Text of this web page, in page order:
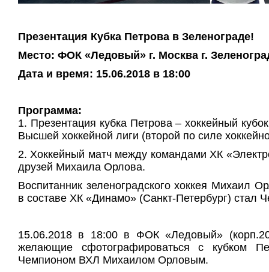
Презентация Кубка Петрова в Зеленограде!
Место: ФОК «Ледовый» г. Москва г.
Дата и время: 15.06.2018 в 18:00
Программа:
1. Презентация кубка Петрова – хоккейный
Высшей хоккейной лиги (второй по силе
2. Хоккейный матч между командами ХК
друзей Михаила Орлова.
Воспитанник зеленоградского хоккея Михаил
в составе ХК «Динамо» (Санкт-Петербург) стал
15.06.2018 в 18:00 в ФОК «Ледовый»
желающие сфотографироваться с кубком
Чемпионом ВХЛ Михаилом Орловым.